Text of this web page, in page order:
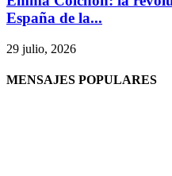
España de la...
29 julio, 2026
MENSAJES POPULARES